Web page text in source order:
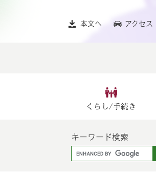
本文へ アクセス
くらし/手続き
キーワード検索
G
o